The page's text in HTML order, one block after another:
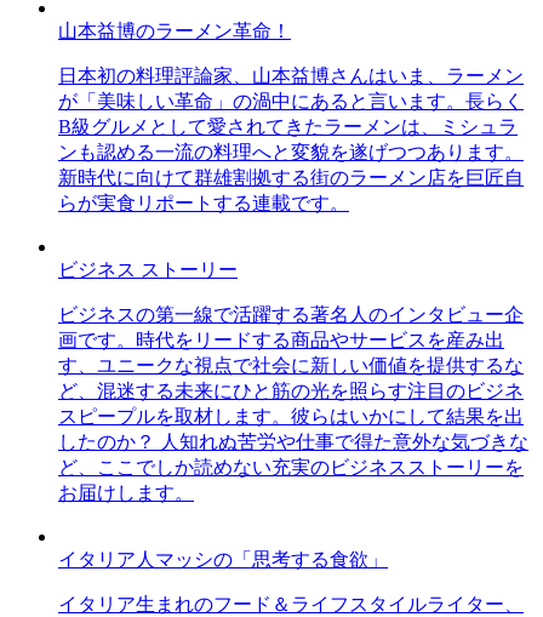
山本益博のラーメン革命！
日本初の料理評論家、山本益博さんはいま、ラーメン
が「美味しい革命」の渦中にあると言います。長らく
B級グルメとして愛されてきたラーメンは、ミシュラ
ンも認める一流の料理へと変貌を遂げつつあります。
新時代に向けて群雄割拠する街のラーメン店を巨匠自
らが実食リポートする連載です。
ビジネス ストーリー
ビジネスの第一線で活躍する著名人のインタビュー企
画です。時代をリードする商品やサービスを産み出
す、ユニークな視点で社会に新しい価値を提供するな
ど、混迷する未来にひと筋の光を照らす注目のビジネ
スピープルを取材します。彼らはいかにして結果を出
したのか？ 人知れぬ苦労や仕事で得た意外な気づきな
ど、ここでしか読めない充実のビジネスストーリーを
お届けします。
イタリア人マッシの「思考する食欲」
イタリア生まれのフード＆ライフスタイルライター、